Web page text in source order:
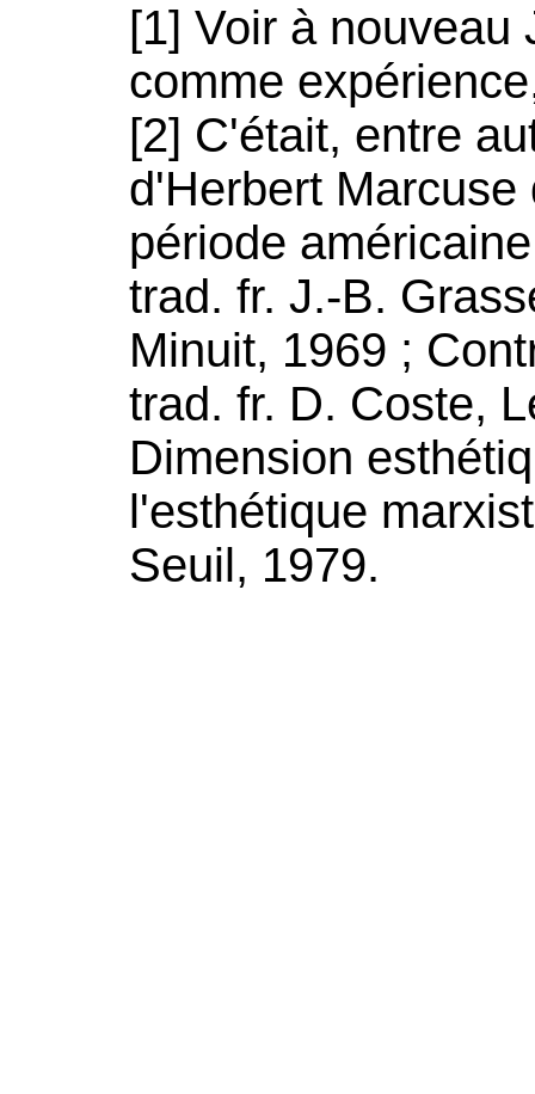
[1] Voir à nouveau
comme
[2] C'était, entre
d'Herbert
période
trad. fr. J.-B.
Minuit, 1969 ;
trad. fr. D. Coste,
Dimension
l'esthétique
Seuil, 1979.